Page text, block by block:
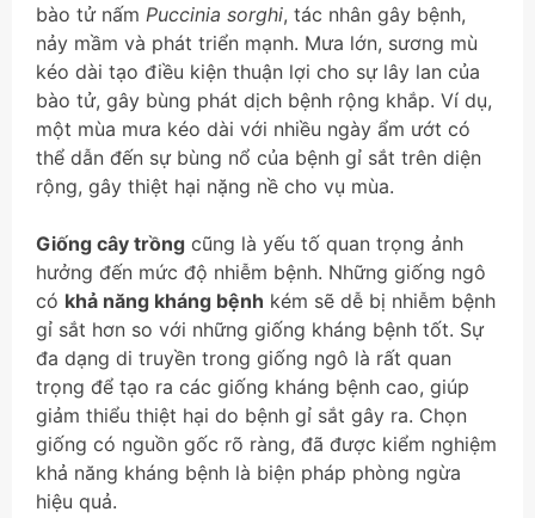
bào tử nấm Puccinia sorghi, tác nhân gây bệnh,
nảy mầm và phát triển mạnh. Mưa lớn, sương mù
kéo dài tạo điều kiện thuận lợi cho sự lây lan của
bào tử, gây bùng phát dịch bệnh rộng khắp. Ví dụ,
một mùa mưa kéo dài với nhiều ngày ẩm ướt có
thể dẫn đến sự bùng nổ của bệnh gỉ sắt trên diện
rộng, gây thiệt hại nặng nề cho vụ mùa.
Giống cây trồng cũng là yếu tố quan trọng ảnh
hưởng đến mức độ nhiễm bệnh. Những giống ngô
có khả năng kháng bệnh kém sẽ dễ bị nhiễm bệnh
gỉ sắt hơn so với những giống kháng bệnh tốt. Sự
đa dạng di truyền trong giống ngô là rất quan
trọng để tạo ra các giống kháng bệnh cao, giúp
giảm thiểu thiệt hại do bệnh gỉ sắt gây ra. Chọn
giống có nguồn gốc rõ ràng, đã được kiểm nghiệm
khả năng kháng bệnh là biện pháp phòng ngừa
hiệu quả.